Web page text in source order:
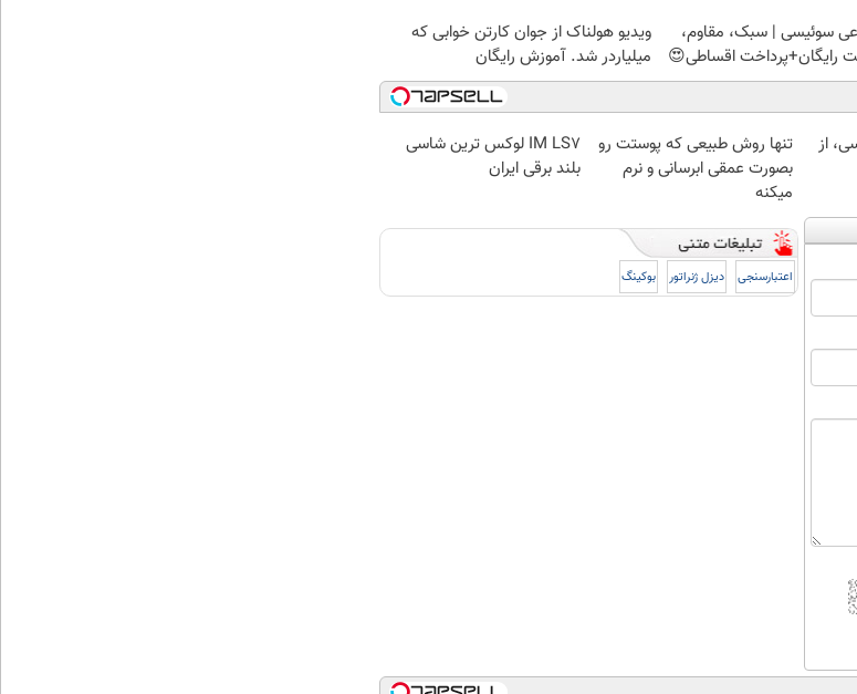
سوئیسی | سبک، مقاوم،
رایگان+پرداخت اقساطی😍
ویدیو هولناک از جوان کارتن خوابی که
میلیاردر شد. آموزش رایگان
از
تنها روش طبیعی که پوستت رو
بصورت عمقی ابرسانی و نرم
میکنه
IM LS7 لوکس ترین شاسی
بلند برقی ایران
اعتبارسنجی دیزل ژنراتور بوکینگ